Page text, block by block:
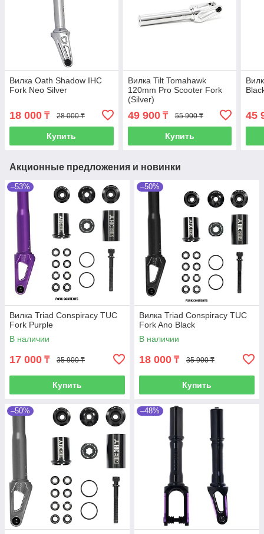
Вилка Oath Shadow IHC
Fork Neo Silver
18 000 ₸ 28 000 ₸
Купить
Вилка Tilt Tomahawk
120mm Pro Scooter Fork
(Silver)
49 900₸ 55 900 ₸
Купить
45
Акционные предложения и новинки
–53%
Вилка Triad Conspiracy TUC
Fork Purple
В наличии
17 000 ₸ 35 900 ₸
Купить
–50%
Вилка Triad Conspiracy TUC
Fork Ano Black
В наличии
18 000 ₸ 35 900 ₸
Купить
–50% –48%